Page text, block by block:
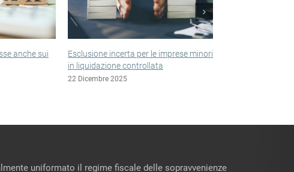
minori
Sopravvenienze non tassate anche
nelle nuove esdebitazioni
15 Dicembre 2025